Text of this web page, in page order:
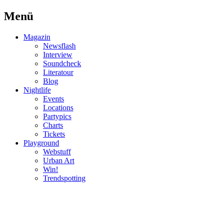
Menü
Magazin
Newsflash
Interview
Soundcheck
Literatour
Blog
Nightlife
Events
Locations
Partypics
Charts
Tickets
Playground
Webstuff
Urban Art
Win!
Trendspotting